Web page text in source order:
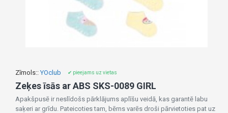
Zīmols:: YOclub ✔ pieejams uz vietas
Zeķes īsās ar ABS SKS-0089 GIRL
Apakšpusē ir neslīdošs pārklājums aplīšu veidā, kas garantē labu
saķeri ar grīdu. Pateicoties tam, bērns varēs droši pārvietoties pat uz